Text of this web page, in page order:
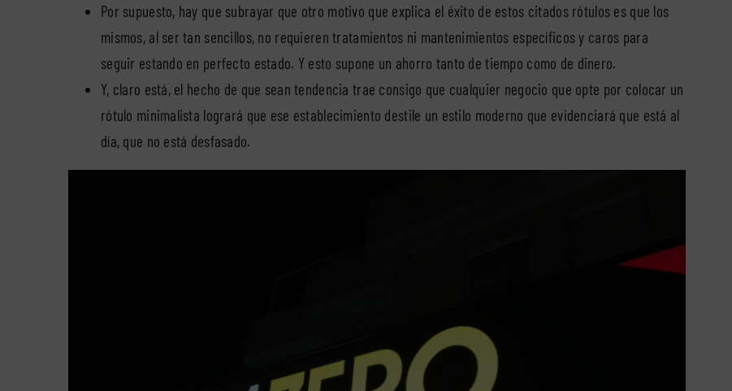
Por supuesto, hay que subrayar que otro motivo que explica el éxito de estos citados rótulos es que los
mismos, al ser tan sencillos, no requieren tratamientos ni mantenimientos específicos y caros para
seguir estando en perfecto estado. Y esto supone un ahorro tanto de tiempo como de dinero.
Y, claro está, el hecho de que sean tendencia trae consigo que cualquier negocio que opte por colocar un
rótulo minimalista logrará que ese establecimiento destile un estilo moderno que evidenciará que está al
día, que no está desfasado.